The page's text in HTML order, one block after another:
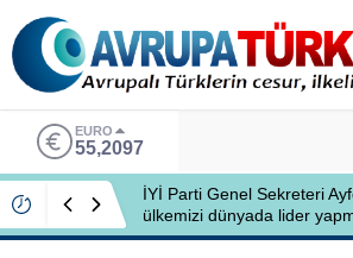
EURO
55,2097
İYİ Parti Genel Sekreteri
ülkemizi dünyada lider